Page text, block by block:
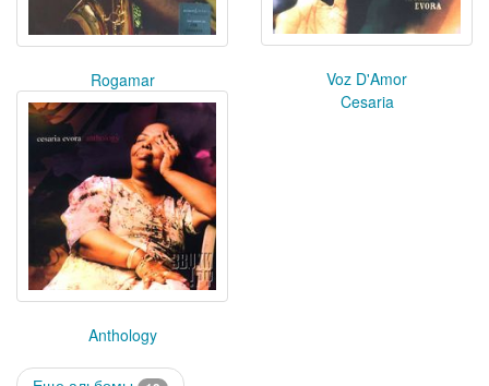
Rogamar Voz D'Amor
Anthology
Cesaria